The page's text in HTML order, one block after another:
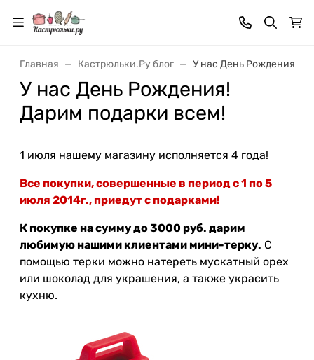
Главная Кастрюльки.Ру блог У нас День Рождения!
У нас День Рождения!
Дарим подарки всем!
1 июля нашему магазину исполняется 4 года!
Все покупки, совершенные в период с 1 по 5
июля 2014г., приедут с подарками!
К покупке на сумму до 3000 руб. дарим
любимую нашими клиентами мини-терку. С
помощью терки можно натереть мускатный орех
или шоколад для украшения, а также украсить
кухню.